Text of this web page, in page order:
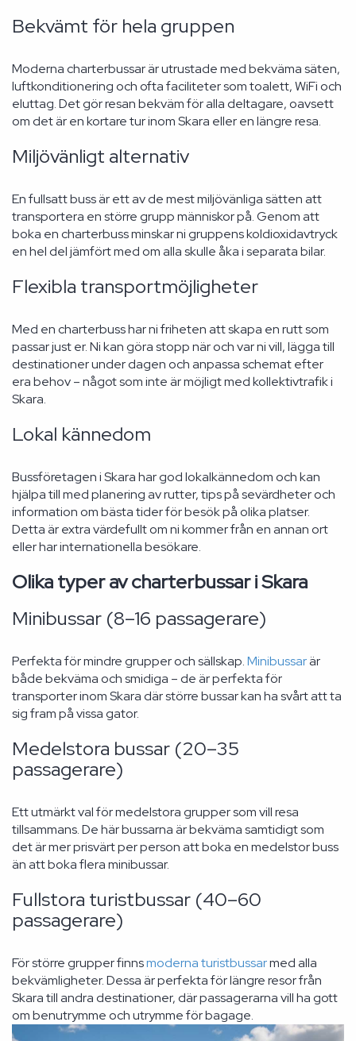
Bekvämt för hela gruppen
Moderna charterbussar är utrustade med bekväma säten,
luftkonditionering och ofta faciliteter som toalett, WiFi och
eluttag. Det gör resan bekväm för alla deltagare, oavsett
om det är en kortare tur inom Skara eller en längre resa.
Miljövänligt alternativ
En fullsatt buss är ett av de mest miljövänliga sätten att
transportera en större grupp människor på. Genom att
boka en charterbuss minskar ni gruppens koldioxidavtryck
en hel del jämfört med om alla skulle åka i separata bilar.
Flexibla transportmöjligheter
Med en charterbuss har ni friheten att skapa en rutt som
passar just er. Ni kan göra stopp när och var ni vill, lägga till
destinationer under dagen och anpassa schemat efter
era behov – något som inte är möjligt med kollektivtrafik i
Skara.
Lokal kännedom
Bussföretagen i Skara har god lokalkännedom och kan
hjälpa till med planering av rutter, tips på sevärdheter och
information om bästa tider för besök på olika platser.
Detta är extra värdefullt om ni kommer från en annan ort
eller har internationella besökare.
Olika typer av charterbussar i Skara
Minibussar (8–16 passagerare)
Perfekta för mindre grupper och sällskap.Minibussarär
både bekväma och smidiga – de är perfekta för
transporter inom Skara där större bussar kan ha svårt att ta
sig fram på vissa gator.
Medelstora bussar (20–35
passagerare)
Ett utmärkt val för medelstora grupper som vill resa
tillsammans. De här bussarna är bekväma samtidigt som
det är mer prisvärt per person att boka en medelstor buss
än att boka flera minibussar.
Fullstora turistbussar (40–60
passagerare)
För större grupper finnsmoderna turistbussarmed alla
bekvämligheter. Dessa är perfekta för längre resor från
Skara till andra destinationer, där passagerarna vill ha gott
om benutrymme och utrymme för bagage.